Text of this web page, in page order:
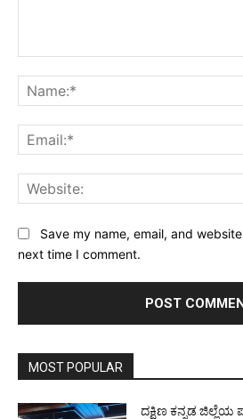
Save my name, email, and
next time I comment.
MOST POPULAR
ದಕ್ಷಿಣ ಕನ್ನಡ ಜಿಲ್ಲೆಯ